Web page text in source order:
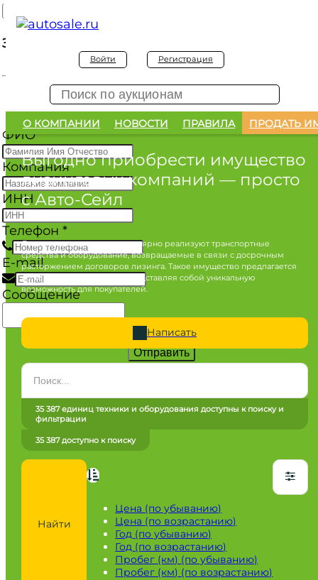
Войти Регистрация
О КОМПАНИИ НОВОСТИ ПРАВИЛА ПРОДАТЬ
Выгодно приобрести имущество
лизинговых компаний — просто
с Авто-Сейл
Лизинговые компании регулярно реализуют транспортные
средства и оборудование, возвращаемые в связи с досрочным
расторжением договоров лизинга. Такое имущество предлагается
по конкурентным ценам, представляя собой уникальную
возможность для покупателей.
Написать
Марка
Все марки
Город / регион
Найти
Цена (по убыванию)
Цена (по возрастанию)
Год (по убыванию)
Год (по возрастанию)
Пробег (км) (по убыванию)
Пробег (км) (по возрастанию)
35 387 единиц техники и оборудования доступны к поиску и
фильтрации
35 387 доступно к поиску
Заявка на покупку
Заявка на покупку изъятого а/м
ФИО*
Компания
ИНН
Телефон *
E-mail
Сообщение
Отправить